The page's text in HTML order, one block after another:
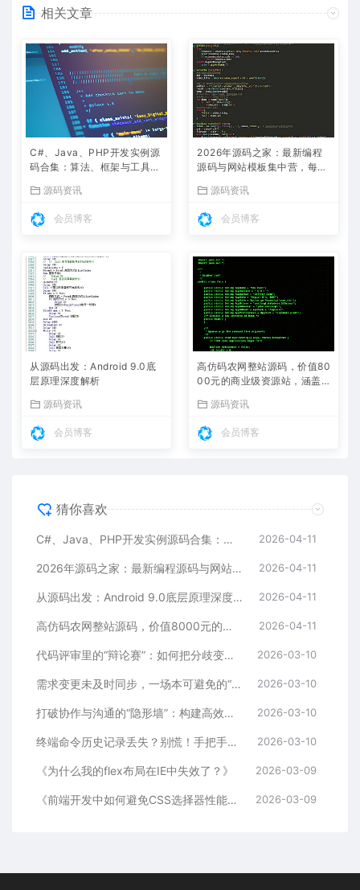
相关文章
C#、Java、PHP开发实例源
码合集：算法、框架与工具类
源码资讯
会员博客
2026年源码之家：最新编程
源码与网站模板集中营，每日
源码资讯
会员博客
从源码出发：Android 9.0底
层原理深度解析
源码资讯
会员博客
高仿码农网整站源码，价值80
00元的商业级资源站，涵盖
源码资讯
会员博客
猜你喜欢
C#、Java、PHP开发实例源码合集：算法、框架与工具类全解析 2026-04-11
2026年源码之家：最新编程源码与网站模板集中营，每日更新热门项目 2026-04-11
从源码出发：Android 9.0底层原理深度解析 2026-04-11
高仿码农网整站源码，价值8000元的商业级资源站，涵盖源码、教程、工具下载 2026-04-11
代码评审里的“辩论赛”：如何把分歧变成团队成长的阶梯 2026-03-10
需求变更未及时同步，一场本可避免的“返工”闹剧 2026-03-10
打破协作与沟通的“隐形墙”：构建高效团队的密钥 2026-03-10
终端命令历史记录丢失？别慌！手把手教你找回+永久预防 2026-03-10
《为什么我的flex布局在IE中失效了？》 2026-03-09
《前端开发中如何避免CSS选择器性能问题？》 2026-03-09